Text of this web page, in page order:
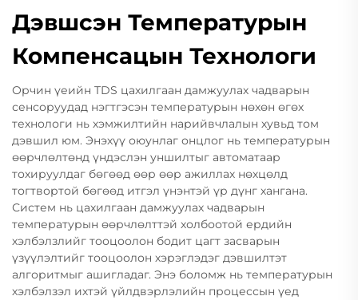
Дэвшсэн Температурын
Компенсацын Технологи
Орчин үеийн TDS цахилгаан дамжуулах чадварын
сенсоруудад нэгтгэсэн температурын нөхөн өгөх
технологи нь хэмжилтийн нарийвчлалын хувьд том
дэвшил юм. Энэхүү оюунлаг онцлог нь температурын
өөрчлөлтөнд үндэслэн уншилтыг автоматаар
тохируулдаг бөгөөд өөр өөр ажиллах нөхцөлд
тогтвортой бөгөөд итгэл үнэнтэй үр дүнг хангана.
Систем нь цахилгаан дамжуулах чадварын
температурын өөрчлөлттэй холбоотой ердийн
хэлбэлзлийг тооцоолон бодит цагт засварын
үзүүлэлтийг тооцоолон хэрэглэдэг дэвшилтэт
алгоритмыг ашигладаг. Энэ боломж нь температурын
хэлбэлзэл ихтэй үйлдвэрлэлийн процессын үед